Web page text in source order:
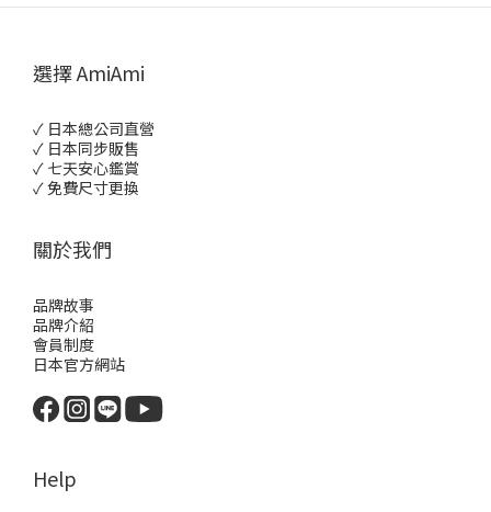
選擇 AmiAmi
✓ 日本總公司直營
✓ 日本同步販售
✓ 七天安心鑑賞
✓ 免費尺寸更換
關於我們
品牌故事
品牌介紹
會員制度
日本官方網站
Help